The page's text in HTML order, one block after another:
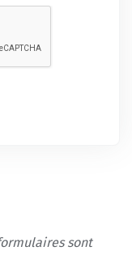
sont